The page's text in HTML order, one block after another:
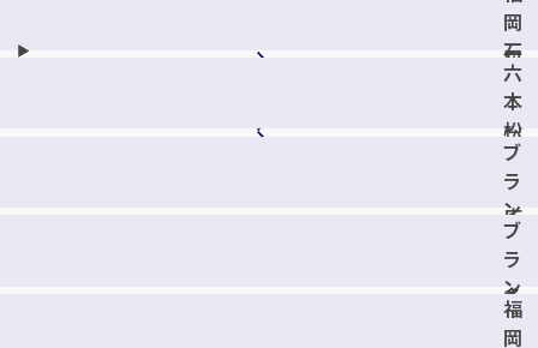
野
店
ス
テ
ー
ジ
店
部
店
岡
石
丸
店
六
本
松
駅
前
店
ブ
ラ
ン
チ
博
多
店
ブ
ラ
ン
チ
福
岡